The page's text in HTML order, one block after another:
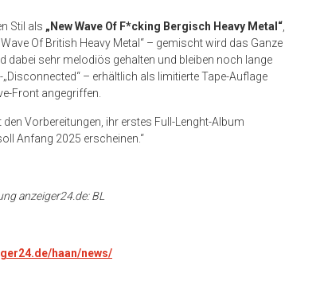
Stil als „New Wave Of F*cking Bergisch Heavy Metal“,
Of British Heavy Metal“ – gemischt wird das Ganze
dabei sehr melodiös gehalten und bleiben noch lange
– erhältlich als limitierte Tape-Auflage
Front angegriffen.
den Vorbereitungen, ihr erstes Full-Lenght-Album
Anfang 2025 erscheinen.“
anzeiger24.de: BL
haan/news/